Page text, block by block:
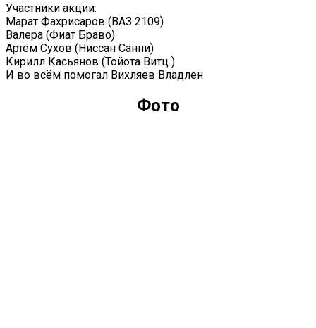
Участники акции:
Марат Фахрисаров (ВАЗ 2109)
Валера (Фиат Браво)
Артём Сухов (Ниссан Санни)
Кирилл Касьянов (Тойота Витц )
И во всём помогал Вихляев Владлен
Фото